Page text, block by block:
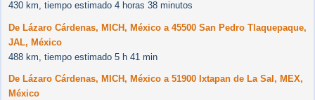
430 km, tiempo estimado 4 horas 38 minutos
De Lázaro Cárdenas, MICH, México a 45500 San Pedro Tlaquepaque,
JAL, México
488 km, tiempo estimado 5 h 41 min
De Lázaro Cárdenas, MICH, México a 51900 Ixtapan de La Sal, MEX,
México